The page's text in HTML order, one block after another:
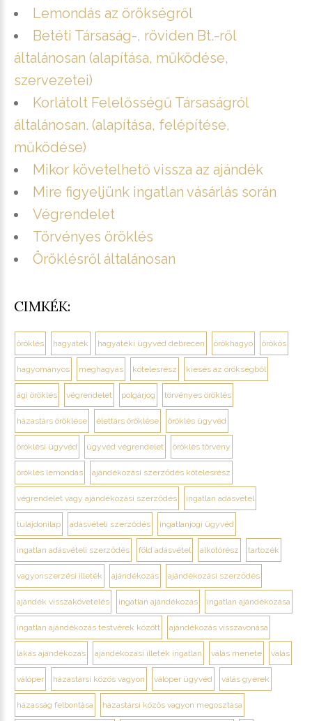
Lemondás az örökségről
Betéti Társaság-, röviden Bt.-ről
általánosan (alapítása, működése,
szervezetei)
Korlátolt Felelősségű Társaságról
általánosan. (alapítása, felépítése,
működése)
Mikor követelhető vissza az ajándék
Mire figyeljünk ingatlan vásárlás során
Végrendelet
Törvényes öröklés
Öröklésről általánosan
CIMKÉK:
öröklés hagyaték hagyatéki ügyvéd debrecen örökhagyó örökös
hagyományos meghagyás kötelesrész kiesés az örökségből
ági öröklés végrendelet polgárjog törvényes öröklés
házastárs öröklése élettárs öröklése öröklés ügyvéd
öröklési ügyvéd ügyvéd végrendelet öröklés törvény
öröklés lemondás ajándékozási szerződés kötelesrész
végrendelet vagy ajándékozási szerződés ingatlan adásvétel
tulajdonilap adásvételi szerződés ingatlanjogi ügyvéd
ingatlan adásvételi szerződés föld adásvétel alkotórész tartozék
vagyonszerzési illeték ajándékozás ajándékozási szerződés
ajándék visszakövetelés ingatlan ajándékozás ingatlan ajándékozása
ingatlan ajándékozás testvérek között ajándékozás visszavonása
lakás ajándékozás ajándékozási illeték ingatlan válás menete válás
válóper házastársi közös vagyon válóper ügyvéd válás gyerek
házasság felbontása házastársi közös vagyon megosztása